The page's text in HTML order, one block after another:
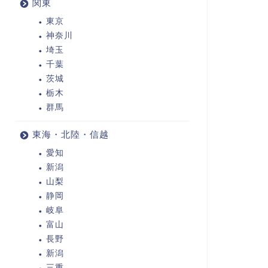
関東
東京
神奈川
埼玉
千葉
茨城
栃木
群馬
東海・北陸・信越
愛知
新潟
山梨
静岡
岐阜
富山
長野
新潟